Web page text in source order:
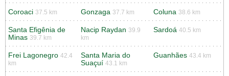
Coroaci 37.5 km Gonzaga 37.7 km Coluna 38.6 km
Santa Efigênia de
Minas 39.7 km
Nacip Raydan 39.9
km
Sardoá 40.5 km
Frei Lagonegro 42.4
km
Santa Maria do
Suaçuí 43.1 km
Guanhães 43.4 km